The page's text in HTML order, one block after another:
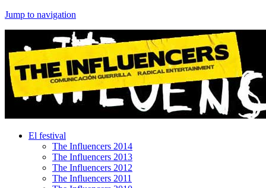
Jump to navigation
El festival
The Influencers 2014
The Influencers 2013
The Influencers 2012
The Influencers 2011